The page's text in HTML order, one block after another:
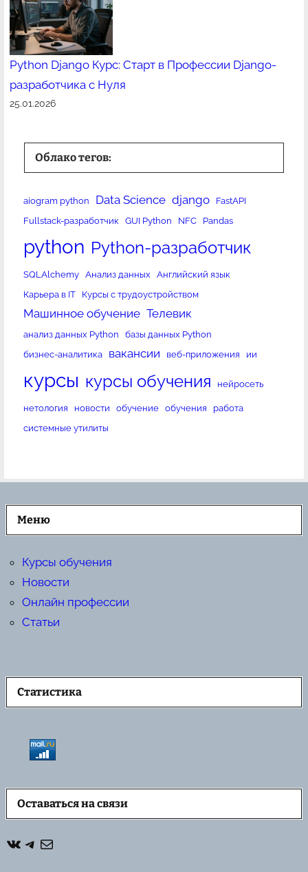
Python Django Курс: Старт в Профессии Django-
разработчика с Нуля
25.01.2026
Облако тегов:
aiogram python Data Science django
FastAPI
Fullstack-разработчик
GUI Python NFC Pandas
python Python-разработчик
SQLAlchemy Анализ данных
Английский язык
Карьера в IT
Курсы с трудоустройством
Машинное обучение Телевик
анализ данных Python
базы данных Python
бизнес-аналитика
вакансии веб-приложения ии
курсы курсы обучения нейросеть
нетология новости обучение обучения
работа
системные утилиты
Меню
Курсы обучения
Новости
Онлайн профессии
Статьи
Статистика
Оставаться на связи
ВКонтакте Telegram Почта